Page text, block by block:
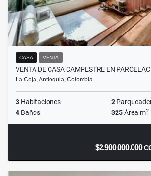
CASA VENTA
VENTA DE CASA CAMPESTRE EN
La Ceja, Antioquia, Colombia
3 Habitaciones 2
4 Baños 325Área m2
$2.900.000.000